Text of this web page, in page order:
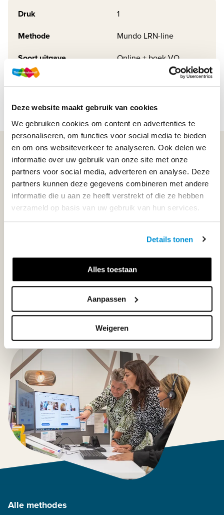
Deze website maakt gebruik van cookies
We gebruiken cookies om content en advertenties te
personaliseren, om functies voor social media te bieden
en om ons websiteverkeer te analyseren. Ook delen we
informatie over uw gebruik van onze site met onze
partners voor social media, adverteren en analyse. Deze
partners kunnen deze gegevens combineren met andere
informatie die u aan ze heeft verstrekt of die ze hebben
verzameld op basis van uw gebruik van hun services.
Details tonen
Alles toestaan
Aanpassen
Weigeren
Druk
1
Methode
Mundo LRN-line
Soort uitgave
Online + boek VO
ISBN
WIJ STAAN VOOR JE KLAAR!
033-4483000
Maandag t/m vrijdag | 08.00 - 17.00 uur
Klantenservice
Neem contact op
Alle methodes